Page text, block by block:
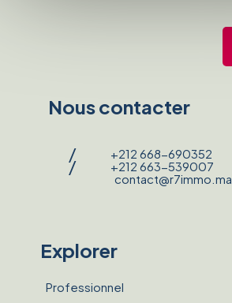
Nous contacter
/ +212 668-690352
/
+212 663-539007
contact@r7immo.ma
Explorer
Professionnel